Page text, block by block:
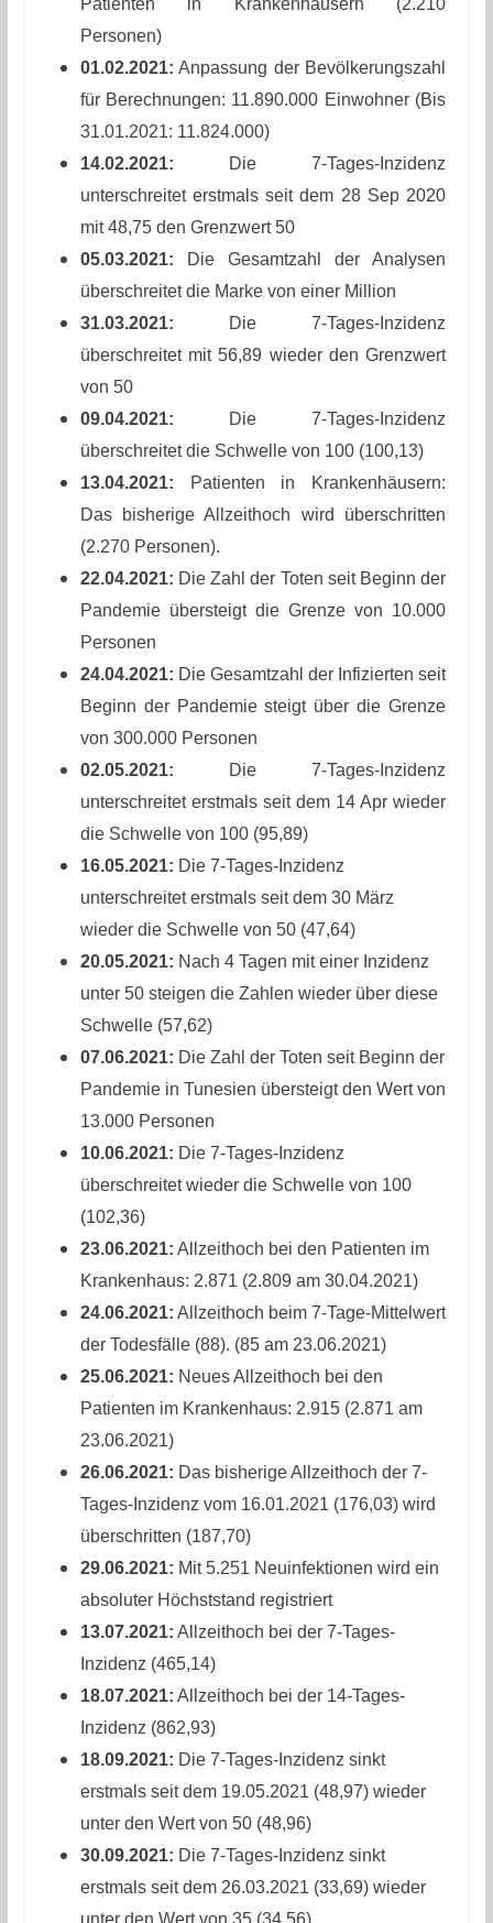
Patienten in Krankenhäusern (2.210
Personen)
01.02.2021: Anpassung der Bevölkerungszahl
für Berechnungen: 11.890.000 Einwohner (Bis
31.01.2021: 11.824.000)
14.02.2021: Die 7-Tages-Inzidenz
unterschreitet erstmals seit dem 28 Sep 2020
mit 48,75 den Grenzwert 50
05.03.2021: Die Gesamtzahl der Analysen
überschreitet die Marke von einer Million
31.03.2021: Die 7-Tages-Inzidenz
überschreitet mit 56,89 wieder den Grenzwert
von 50
09.04.2021: Die 7-Tages-Inzidenz
überschreitet die Schwelle von 100 (100,13)
13.04.2021: Patienten in Krankenhäusern:
Das bisherige Allzeithoch wird überschritten
(2.270 Personen).
22.04.2021: Die Zahl der Toten seit Beginn der
Pandemie übersteigt die Grenze von 10.000
Personen
24.04.2021: Die Gesamtzahl der Infizierten seit
Beginn der Pandemie steigt über die Grenze
von 300.000 Personen
02.05.2021: Die 7-Tages-Inzidenz
unterschreitet erstmals seit dem 14 Apr wieder
die Schwelle von 100 (95,89)
16.05.2021: Die 7-Tages-Inzidenz
unterschreitet erstmals seit dem 30 März
wieder die Schwelle von 50 (47,64)
20.05.2021: Nach 4 Tagen mit einer Inzidenz
unter 50 steigen die Zahlen wieder über diese
Schwelle (57,62)
07.06.2021: Die Zahl der Toten seit Beginn der
Pandemie in Tunesien übersteigt den Wert von
13.000 Personen
10.06.2021: Die 7-Tages-Inzidenz
überschreitet wieder die Schwelle von 100
(102,36)
23.06.2021: Allzeithoch bei den Patienten im
Krankenhaus: 2.871 (2.809 am 30.04.2021)
24.06.2021: Allzeithoch beim 7-Tage-Mittelwert
der Todesfälle (88). (85 am 23.06.2021)
25.06.2021: Neues Allzeithoch bei den
Patienten im Krankenhaus: 2.915 (2.871 am
23.06.2021)
26.06.2021: Das bisherige Allzeithoch der 7-
Tages-Inzidenz vom 16.01.2021 (176,03) wird
überschritten (187,70)
29.06.2021: Mit 5.251 Neuinfektionen wird ein
absoluter Höchststand registriert
13.07.2021: Allzeithoch bei der 7-Tages-
Inzidenz (465,14)
18.07.2021: Allzeithoch bei der 14-Tages-
Inzidenz (862,93)
18.09.2021: Die 7-Tages-Inzidenz sinkt
erstmals seit dem 19.05.2021 (48,97) wieder
unter den Wert von 50 (48,96)
30.09.2021: Die 7-Tages-Inzidenz sinkt
erstmals seit dem 26.03.2021 (33,69) wieder